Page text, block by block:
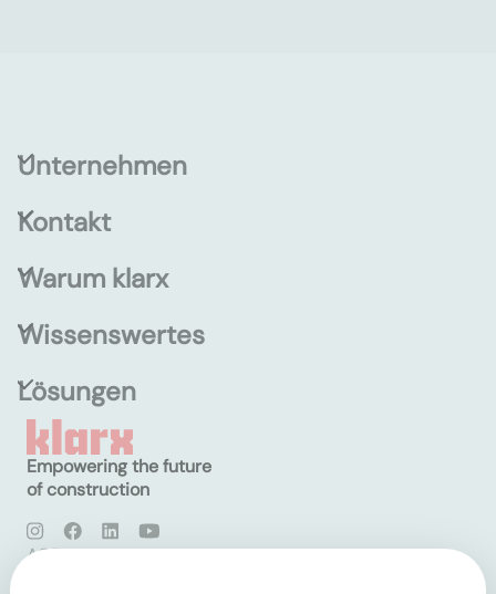
Unternehmen
Kontakt
Warum klarx
Wissenswertes
Lösungen
Empowering the future
of construction
AGB